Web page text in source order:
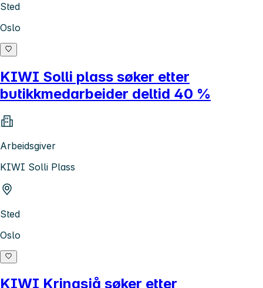
Sted
Oslo
KIWI Solli plass søker etter
butikkmedarbeider deltid 40 %
Arbeidsgiver
KIWI Solli Plass
Sted
Oslo
KIWI Kringsjå søker etter